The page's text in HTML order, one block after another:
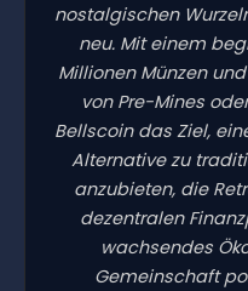
nostalgischen
neu. Mit einem
Millionen Münzen
von Pre-Mines
Bellscoin das Ziel,
Alternative zu
anzubieten, die
dezentralen
wachsendes
Gemeinschaft